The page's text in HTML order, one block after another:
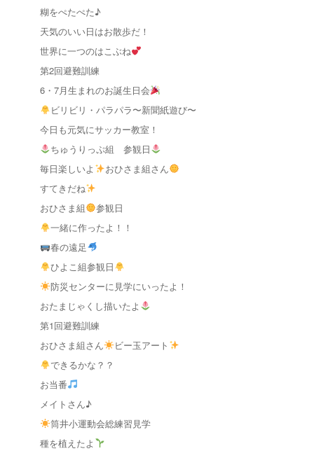
糊をぺたぺた♪
天気のいい日はお散歩だ！
世界に一つのはこぶね
第2回避難訓練
6・7月生まれのお誕生日会
ビリビリ・パラパラ〜新聞紙遊び〜
今日も元気にサッカー教室！
ちゅうりっぷ組 参観日
毎日楽しいよ
おひさま組さん
すてきだね
おひさま組
参観日
一緒に作ったよ！！
春の遠足
ひよこ組参観日
防災センターに見学にいったよ！
おたまじゃくし描いたよ
第1回避難訓練
おひさま組さん
ビー玉アート
できるかな？？
お当番
メイトさん♪
筒井小運動会総練習見学
種を植えたよ